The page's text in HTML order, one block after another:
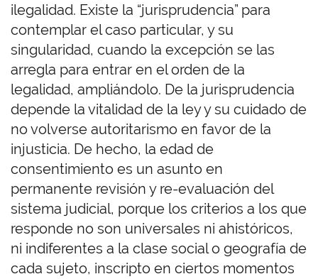
ilegalidad. Existe la “jurisprudencia” para
contemplar el caso particular, y su
singularidad, cuando la excepción se las
arregla para entrar en el orden de la
legalidad, ampliándolo. De la jurisprudencia
depende la vitalidad de la ley y su cuidado de
no volverse autoritarismo en favor de la
injusticia. De hecho, la edad de
consentimiento es un asunto en
permanente revisión y re-evaluación del
sistema judicial, porque los criterios a los que
responde no son universales ni ahistóricos,
ni indiferentes a la clase social o geografía de
cada sujeto, inscripto en ciertos momentos